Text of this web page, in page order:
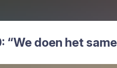
: “We doen het